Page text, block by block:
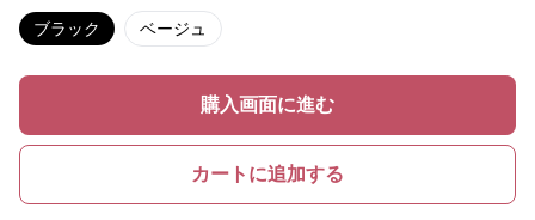
ブラック ベージュ
購入画面に進む
カートに追加する